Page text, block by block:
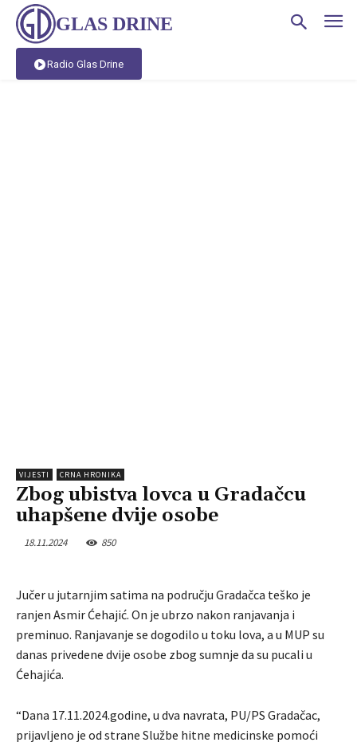
GLAS DRINE
Radio Glas Drine
VIJESTI CRNA HRONIKA
Zbog ubistva lovca u Gradačcu
uhapšene dvije osobe
18.11.2024 850
Jučer u jutarnjim satima na području Gradačca teško je
ranjen Asmir Ćehajić. On je ubrzo nakon ranjavanja i
preminuo. Ranjavanje se dogodilo u toku lova, a u MUP su
danas privedene dvije osobe zbog sumnje da su pucali u
Ćehajića.
“Dana 17.11.2024.godine, u dva navrata, PU/PS Gradačac,
prijavljeno je od strane Službe hitne medicinske pomoći